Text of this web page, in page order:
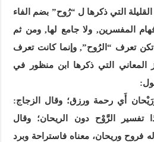
التي ذكرها ل “رُوح” بضم الفاء
المفسرين, ولا جامع لها, ومن ثم
تعرف “الرُوح”, وإنما كانت تعرف
المعاني التي ذكرها ابن منظور في
أَي رحمة ورزق؛ وقال الزجاج:
تفسير الرَّوْح دون الريحان؛ وقال
فروح وريحان، معناه فاستراحة وبرد